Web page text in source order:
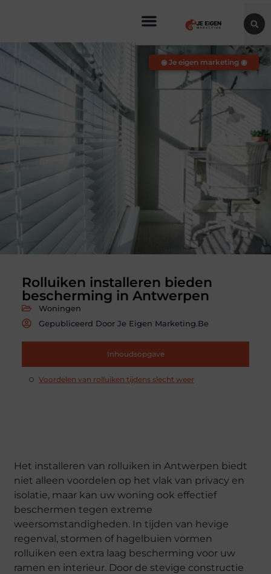
Rolluiken installeren bieden
bescherming in Antwerpen
Woningen
Gepubliceerd Door Je Eigen Marketing.be
Inhoudsopgave
Voordelen van rolluiken tijdens slecht weer
◉ Je eigen marketing ◉
Het installeren van rolluiken in Antwerpen biedt
niet alleen voordelen op het vlak van privacy en
isolatie, maar kan uw woning ook effectief
beschermen tegen extreme
weersomstandigheden. In tijden van hevige
regenval, stormen of hagelbuien vormen
rolluiken een extra laag bescherming voor uw
ramen en interieur. Door de stevige constructie